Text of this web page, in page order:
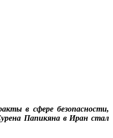
в сфере безопасности,
Папикяна в Иран стал